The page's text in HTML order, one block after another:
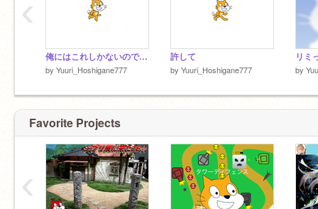
俺にはこれしかないので…
by Yuuri_Hoshigane777
許して
by Yuuri_Hoshigane777 by
‹
Favorite Projects
‹